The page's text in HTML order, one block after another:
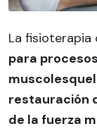
La
para
restauración
de la fuerza